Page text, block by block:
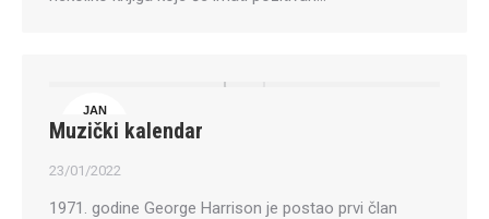
JAN
23
Muzički kalendar
23/01/2022
1971. godine George Harrison je postao prvi član